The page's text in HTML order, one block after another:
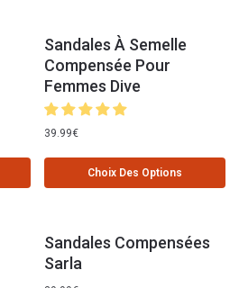
Sandales À Semelle
Compensée Pour
Femmes Dive
39.99€
Choix Des Options
Sandales Compensées
Sarla